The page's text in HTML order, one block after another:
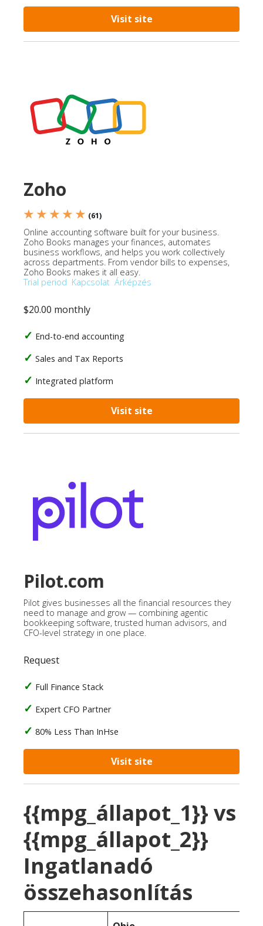
Visit site
Zoho
★ ★ ★ ★ ★ (61)
Online accounting software built for your business.
Zoho Books manages your finances, automates
business workflows, and helps you work collectively
across departments. From vendor bills to expenses,
Zoho Books makes it all easy.
Trial period Kapcsolat Árképzés
$20.00 monthly
End-to-end accounting
Sales and Tax Reports
Integrated platform
Visit site
Pilot.com
Pilot gives businesses all the financial resources they
need to manage and grow — combining agentic
bookkeeping software, trusted human advisors, and
CFO-level strategy in one place.
Request
Full Finance Stack
Expert CFO Partner
80% Less Than InHse
Visit site
{{mpg_állapot_1}} vs
{{mpg_állapot_2}}
Ingatlanadó
összehasonlítás